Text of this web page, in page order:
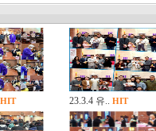
HIT 23.3.4 유.. HIT